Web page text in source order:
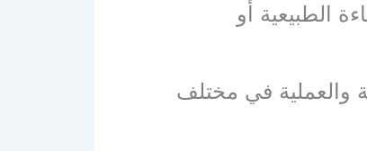
الطبيعية أو
والعملية في مختلف